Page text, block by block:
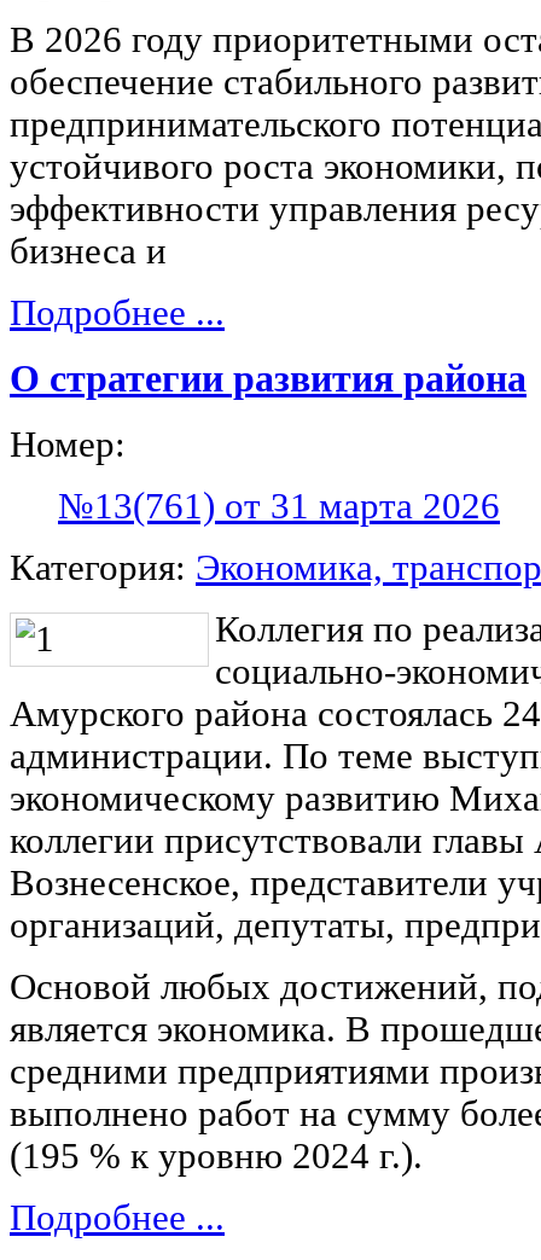
В 2026 году приоритетными
обеспечение стабильного
предпринимательского
устойчивого роста экономики,
эффективности управления
бизнеса и
Подробнее ...
О стратегии развития района
Номер:
№13(761) от 31 марта 2026
Категория: Экономика,
Коллегия по
социально-
Амурского района состоялась
администрации. По теме
экономическому развитию
коллегии присутствовали
Вознесенское, представители
организаций, депутаты,
Основой любых достижений,
является экономика. В
средними предприятиями
выполнено работ на сумму
(195 % к уровню 2024 г.).
Подробнее ...